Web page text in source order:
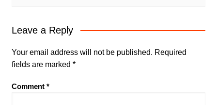
Leave a Reply
Your email address will not be published. Required
fields are marked *
Comment *